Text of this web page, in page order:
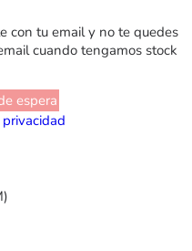
con tu email y no te quedes
cuando tengamos stock
espera